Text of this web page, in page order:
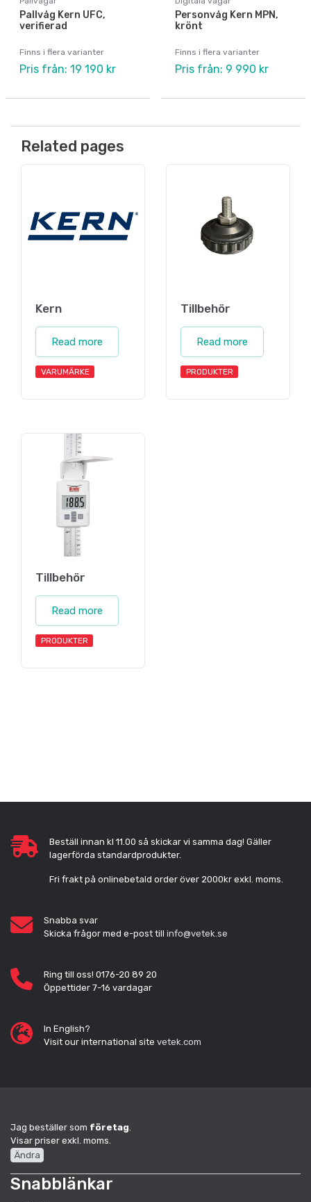
Pallvåg Kern UFC,
verifierad
Finns i flera varianter
Pris från: 19 190 kr
Personvåg Kern MPN,
krönt
Finns i flera varianter
Pris från: 9 990 kr
Related pages
Kern
Read more
VARUMÄRKE
Tillbehör
Read more
PRODUKTER
Tillbehör
Read more
PRODUKTER
Beställ innan kl 11.00 så skickar vi samma dag! Gäller
lagerförda standardprodukter.
Fri frakt på onlinebetald order över 2000kr exkl. moms.
Snabba svar
Skicka frågor med e-post till info@vetek.se
Ring till oss! 0176-20 89 20
Öppettider 7-16 vardagar
In English?
Visit our international site vetek.com
Jag beställer som företag.
Visar priser exkl. moms.
Ändra
Snabblänkar